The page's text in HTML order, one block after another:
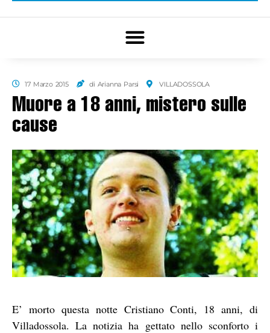
17 Marzo 2015 di Arianna Parsi VILLADOSSOLA
Muore a 18 anni, mistero sulle
cause
E’ morto questa notte Cristiano Conti, 18 anni, di
Villadossola. La notizia ha gettato nello sconforto i